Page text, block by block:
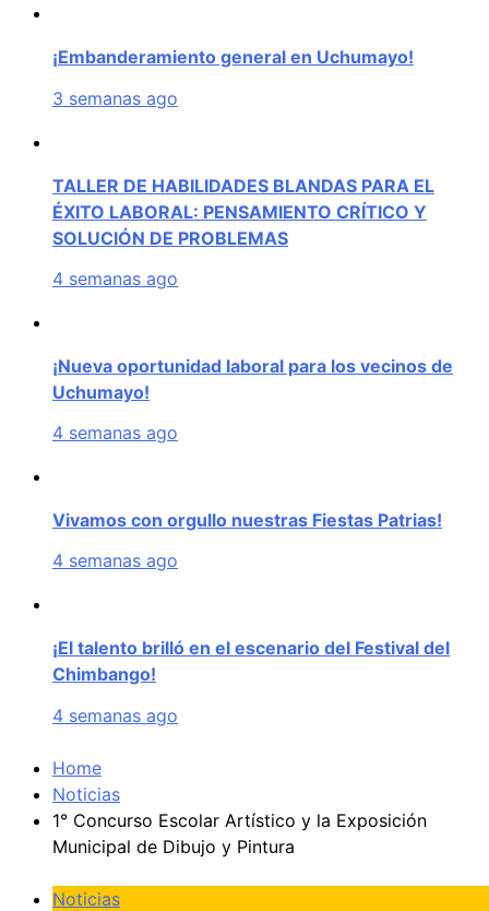
¡Embanderamiento general en Uchumayo!
3 semanas ago
TALLER DE HABILIDADES BLANDAS PARA EL
ÉXITO LABORAL: PENSAMIENTO CRÍTICO Y
SOLUCIÓN DE PROBLEMAS
4 semanas ago
¡Nueva oportunidad laboral para los vecinos de
Uchumayo!
4 semanas ago
Vivamos con orgullo nuestras Fiestas Patrias!
4 semanas ago
¡El talento brilló en el escenario del Festival del
Chimbango!
4 semanas ago
Home
Noticias
1° Concurso Escolar Artístico y la Exposición
Municipal de Dibujo y Pintura
Noticias